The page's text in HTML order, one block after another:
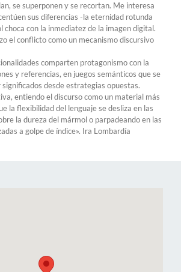
se superponen y se recortan. Me interesa
sus diferencias -la eternidad rotunda
choca con la inmediatez de la imagen digital.
el conflicto como un mecanismo discursivo
comparten protagonismo con la
y referencias, en juegos semánticos que se
desde estrategias opuestas.
entiendo el discurso como un material más
la flexibilidad del lenguaje se desliza en las
la dureza del mármol o parpadeando en las
a golpe de índice». Ira Lombardía